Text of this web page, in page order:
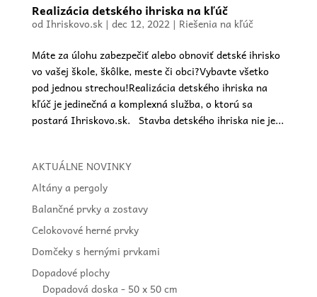
Realizácia detského ihriska na kľúč
od Ihriskovo.sk| dec 12, 2022| Riešenia na kľúč
Máte za úlohu zabezpečiť alebo obnoviť detské ihrisko
vo vašej škole, škôlke, meste či obci?Vybavte všetko
pod jednou strechou!Realizácia detského ihriska na
kľúč je jedinečná a komplexná služba, o ktorú sa
postará Ihriskovo.sk. Stavba detského ihriska nie je...
AKTUÁLNE NOVINKY
Altány a pergoly
Balančné prvky a zostavy
Celokovové herné prvky
Domčeky s hernými prvkami
Dopadové plochy
Dopadová doska - 50 x 50 cm